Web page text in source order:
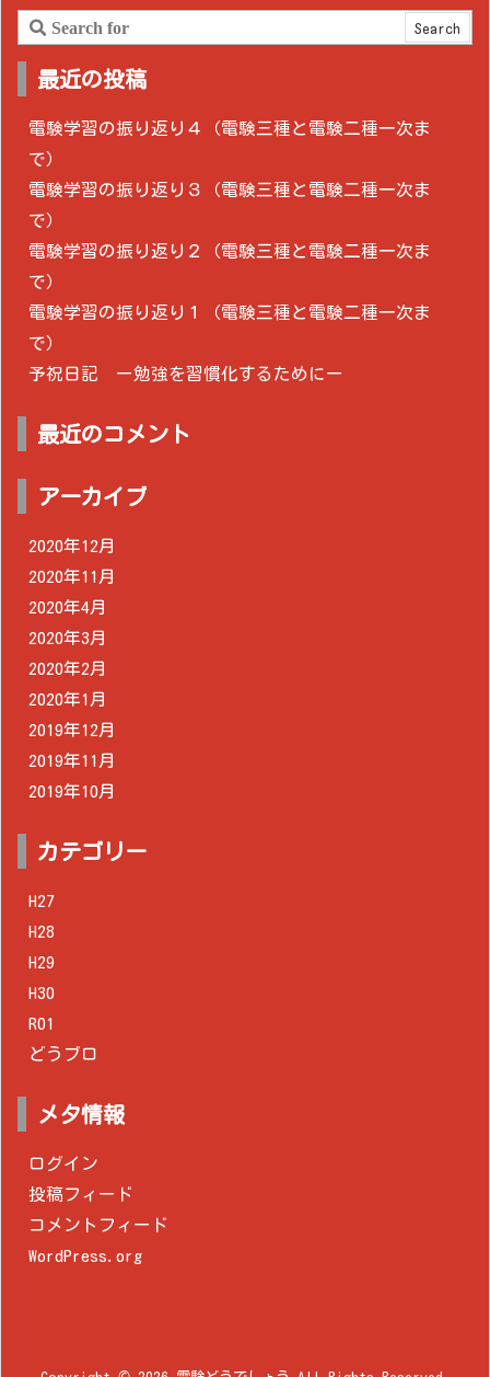
最近の投稿
電験学習の振り返り４（電験三種と電験二種一次ま
で）
電験学習の振り返り３（電験三種と電験二種一次ま
で）
電験学習の振り返り２（電験三種と電験二種一次ま
で）
電験学習の振り返り１（電験三種と電験二種一次ま
で）
予祝日記 ー勉強を習慣化するためにー
最近のコメント
アーカイブ
2020年12月
2020年11月
2020年4月
2020年3月
2020年2月
2020年1月
2019年12月
2019年11月
2019年10月
カテゴリー
H27
H28
H29
H30
R01
どうブロ
メタ情報
ログイン
投稿フィード
コメントフィード
WordPress.org